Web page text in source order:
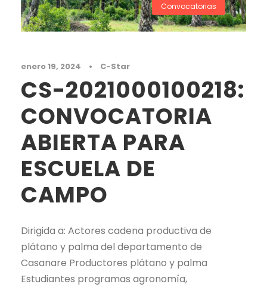
Convocatorias
enero 19, 2024 • C-Star
CS-2021000100218:
CONVOCATORIA
ABIERTA PARA
ESCUELA DE
CAMPO
Dirigida a: Actores cadena productiva de
plátano y palma del departamento de
Casanare Productores plátano y palma
Estudiantes programas agronomía,